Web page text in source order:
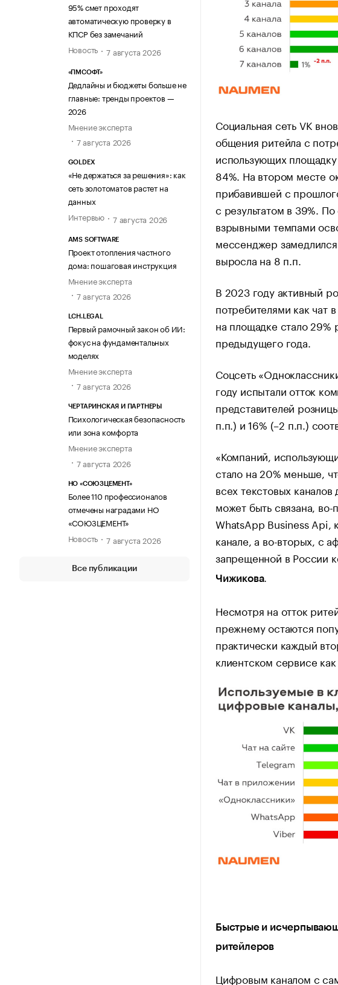
95% смет проходят
автоматическую проверку в
КПСР без замечаний
Новость
7 августа 2026
«ПМСОФТ»
Дедлайны и бюджеты больше не
главные: тренды проектов —
2026
Мнение эксперта
7 августа 2026
GOLDEX
«Не держаться за решения»: как
сеть золотоматов растет на
данных
Интервью
7 августа 2026
AMS SOFTWARE
Проект отопления частного
дома: пошаговая инструкция
Мнение эксперта
7 августа 2026
LCH.LEGAL
Первый рамочный закон об ИИ:
фокус на фундаментальных
моделях
Мнение эксперта
7 августа 2026
ЧЕРТАРИНСКАЯ И ПАРТНЕРЫ
Психологическая безопасность
или зона комфорта
Мнение эксперта
7 августа 2026
НО «СОЮЗЦЕМЕНТ»
Более 110 профессионалов
отмечены наградами НО
«СОЮЗЦЕМЕНТ»
Новость
7 августа 2026
Все публикации
Социальная сеть VK
общения ритейла с
использующих
84%. На втором месте
прибавившей с
с результатом в 39%.
взрывными темпами
мессенджер
выросла на 8 п.п.
В 2023 году активный
потребителями как чат
на площадке стало 29%
предыдущего года.
Соцсеть
году испытали отток
представителей
п.п.) и 16% (–2 п.п.)
«Компаний,
стало на 20% меньше,
всех текстовых
может быть связана,
WhatsApp Business Api,
канале, а во-вторых, с
запрещенной в России
Чижикова.
Несмотря на отток
прежнему остаются
практически каждый
клиентском сервисе
Быстрые и
ритейлеров
Цифровым каналом с